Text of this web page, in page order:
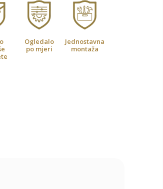
Ogledalo
po mjeri
Jednostavna
montaža